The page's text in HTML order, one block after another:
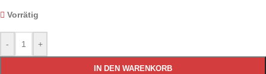
Vorrätig
- +
IN DEN WARENKORB